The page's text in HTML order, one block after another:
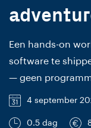
Een hands-on
software te
— geen
4 september
0.5 dag